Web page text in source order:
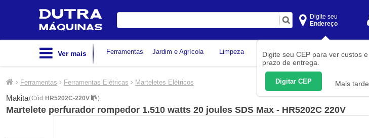
Digite
Digite seu
Endereço
Digite seu CEP para ver custos e
prazo de entrega.
Digitar CEP Mais tarde
Ver mais Ferramentas Jardim e Agrícola Limpeza Construção Civil
Medição
Ferramentas Ferramentas Elétricas Marteletes Elétricos
Makita(Cód. HR5202C-220V )
Martelete perfurador rompedor 1.510 watts 20 joules SDS Max - HR5202C 220V